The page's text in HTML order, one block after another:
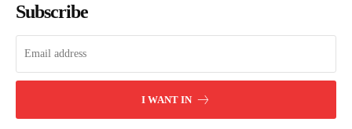
Subscribe
I WANT IN